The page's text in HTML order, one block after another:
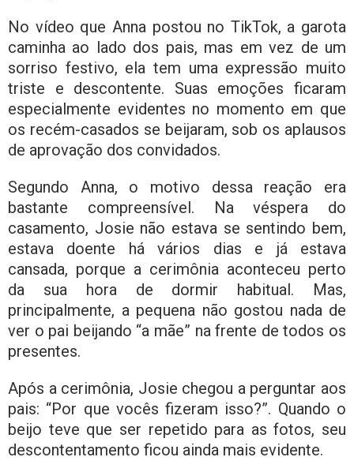
No vídeo que Anna postou no TikTok, a garota
caminha ao lado dos pais, mas em vez de um
sorriso festivo, ela tem uma expressão muito
triste e descontente. Suas emoções ficaram
especialmente evidentes no momento em que
os recém-casados ​​se beijaram, sob os aplausos
de aprovação dos convidados.
Segundo Anna, o motivo dessa reação era
bastante compreensível. Na véspera do
casamento, Josie não estava se sentindo bem,
estava doente há vários dias e já estava
cansada, porque a cerimônia aconteceu perto
da sua hora de dormir habitual. Mas,
principalmente, a pequena não gostou nada de
ver o pai beijando “a mãe” na frente de todos os
presentes.
Após a cerimônia, Josie chegou a perguntar aos
pais: “Por que vocês fizeram isso?”. Quando o
beijo teve que ser repetido para as fotos, seu
descontentamento ficou ainda mais evidente.